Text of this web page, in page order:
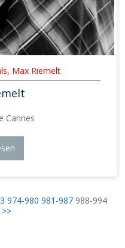
Max Riemelt
Cannes
974-980 981-987 988-994